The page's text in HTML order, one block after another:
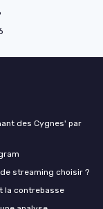
des Cygnes' par
streaming choisir ?
la contrebasse